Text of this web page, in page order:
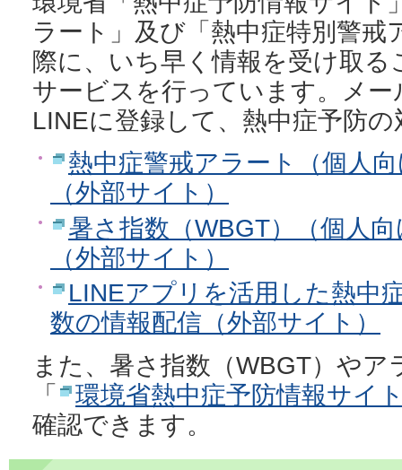
ラート」及び「熱中症特別警戒
際に、いち早く情報を受け取
サービスを行っています。メ
LINEに登録して、熱中症予防
熱中症警戒アラート（個人
（外部サイト）
暑さ指数（WBGT）（個人
（外部サイト）
LINEアプリを活用した熱中
数の情報配信（外部サイト）
また、暑さ指数（WBGT）やア
「
環境省熱中症予防情報サイ
確認できます。